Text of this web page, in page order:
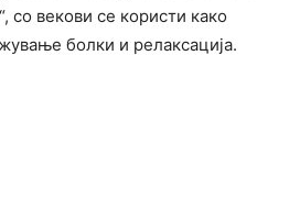
со векови се користи како
болки и релаксација.